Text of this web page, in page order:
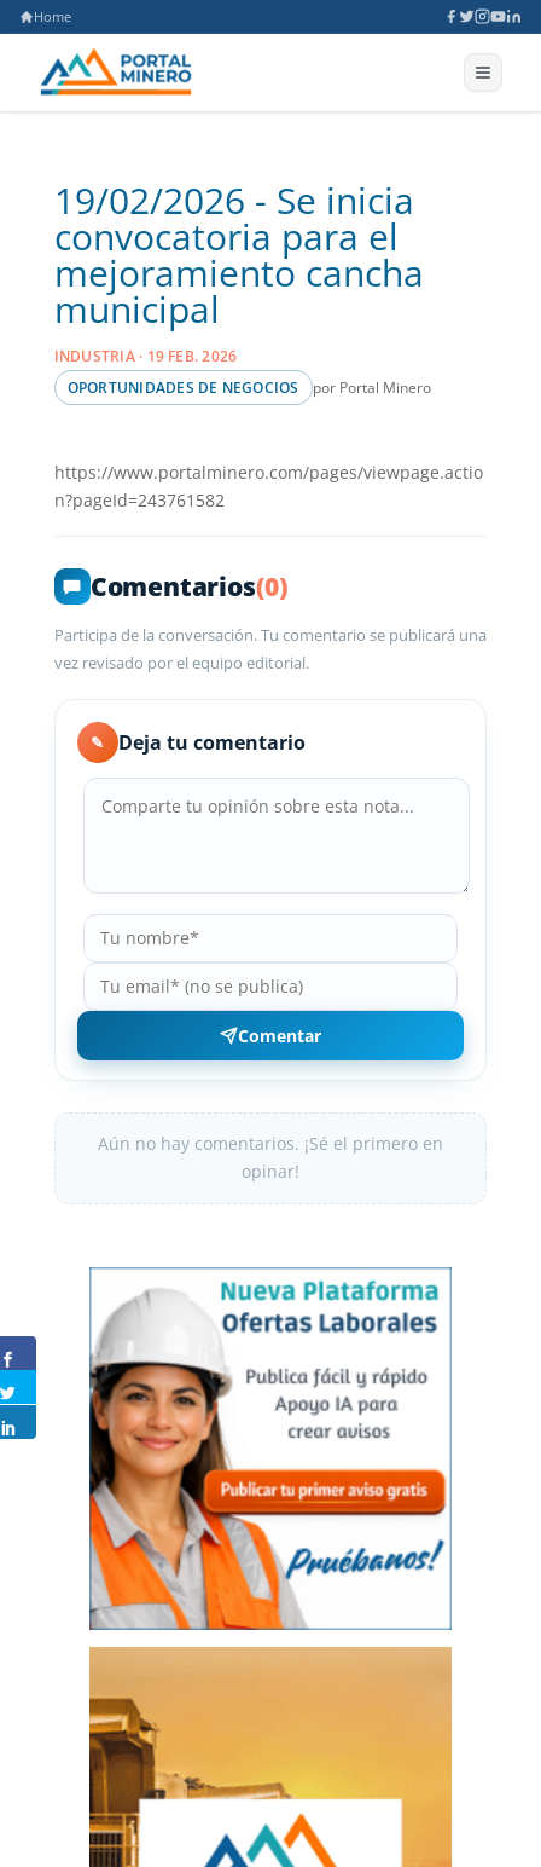
Home
19/02/2026 - Se inicia
convocatoria para el
mejoramiento cancha
municipal
INDUSTRIA · 19 FEB. 2026
OPORTUNIDADES DE NEGOCIOS
por Portal Minero
https://www.portalminero.com/pages/viewpage.actio
n?pageId=243761582
Comentarios(0)
Participa de la conversación. Tu comentario se publicará una
vez revisado por el equipo editorial.
✎ Deja tu comentario
Comentar
Aún no hay comentarios. ¡Sé el primero en
opinar!